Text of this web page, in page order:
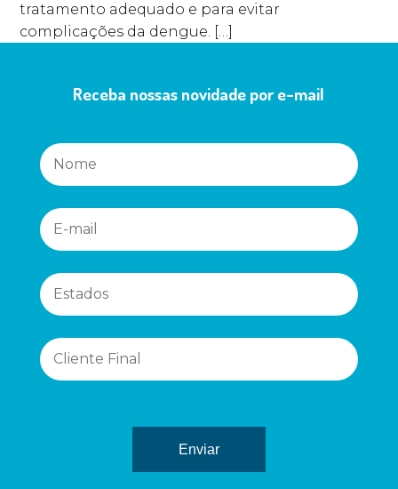
tratamento adequado e para evitar
complicações da dengue. […]
Receba nossas novidade por e-mail